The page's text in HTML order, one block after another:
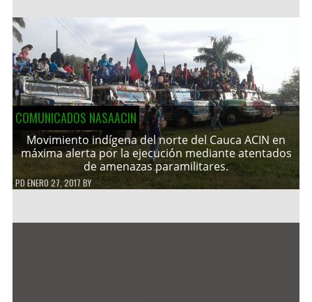
COMUNICADOS NASAACIN
Movimiento indígena del norte del Cauca ACIN en
máxima alerta por la ejecución mediante atentados
de amenazas paramilitares.
PDENERO 27, 2017 BY